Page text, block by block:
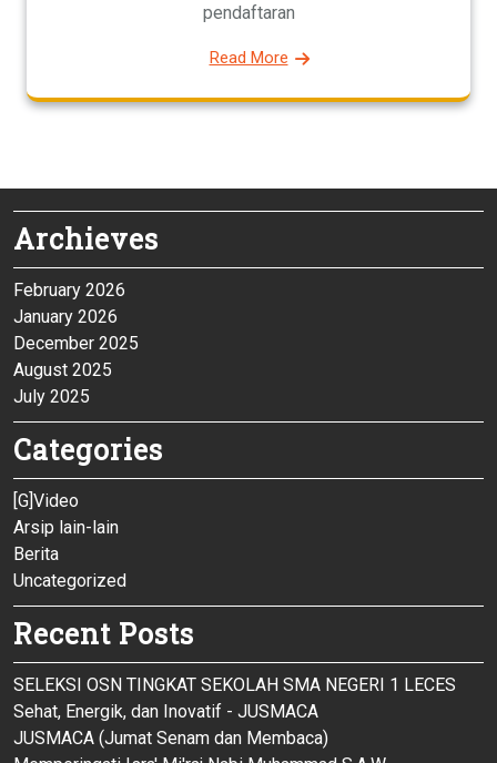
pendaftaran
Read More
Archieves
February 2026
January 2026
December 2025
August 2025
July 2025
Categories
[G]Video
Arsip lain-lain
Berita
Uncategorized
Recent Posts
SELEKSI OSN TINGKAT SEKOLAH SMA NEGERI 1 LECES
Sehat, Energik, dan Inovatif - JUSMACA
JUSMACA (Jumat Senam dan Membaca)